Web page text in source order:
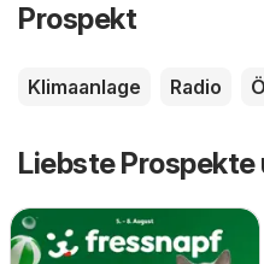
Prospekt
Klimaanlage Radio
Liebste